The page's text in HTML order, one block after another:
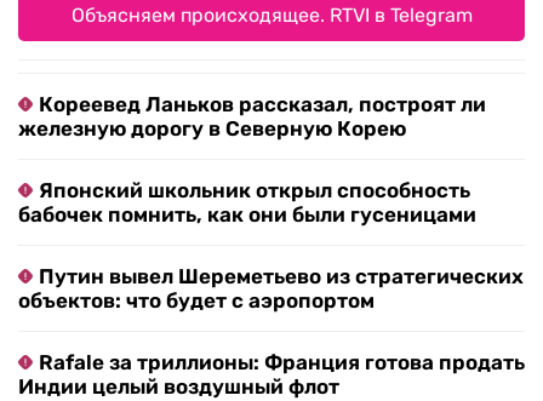
Объясняем происходящее. RTVI в Telegram
Кореевед Ланьков рассказал, построят ли
железную дорогу в Северную Корею
Японский школьник открыл способность
бабочек помнить, как они были гусеницами
Путин вывел Шереметьево из стратегических
объектов: что будет с аэропортом
Rafale за триллионы: Франция готова продать
Индии целый воздушный флот